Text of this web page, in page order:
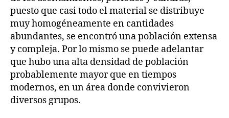
puesto que casi todo el material se distribuye
muy homogéneamente en cantidades
abundantes, se encontró una población extensa
y compleja. Por lo mismo se puede adelantar
que hubo una alta densidad de población
probablemente mayor que en tiempos
modernos, en un área donde convivieron
diversos grupos.